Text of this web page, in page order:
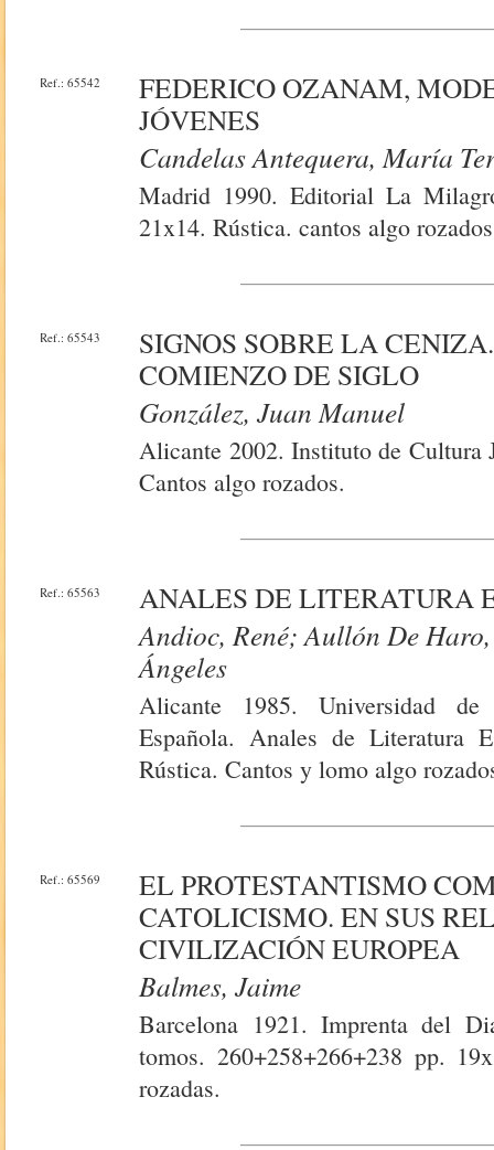
Ref.: 65542
FEDERICO OZANAM,
JÓVENES
Candelas Antequera, María
Madrid 1990. Editorial La
21x14. Rústica. cantos algo
Ref.: 65543
SIGNOS SOBRE LA
COMIENZO DE SIGLO
González, Juan Manuel
Alicante 2002. Instituto de
Cantos algo rozados.
Ref.: 65563
ANALES DE LITERATURA
Andioc, René; Aullón De
Ángeles
Alicante 1985. Universidad de
Española. Anales de Literatura
Rústica. Cantos y lomo algo
Ref.: 65569
EL PROTESTANTISMO
CATOLICISMO. EN SUS
CIVILIZACIÓN EUROPEA
Balmes, Jaime
Barcelona 1921. Imprenta del
tomos. 260+258+266+238 pp.
rozadas.